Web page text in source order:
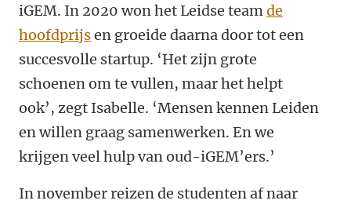
iGEM. In 2020 won het Leidse teamde
hoofdprijsen groeide daarna door tot een
succesvolle startup. ‘Het zijn grote
schoenen om te vullen, maar het helpt
ook’, zegt Isabelle. ‘Mensen kennen Leiden
en willen graag samenwerken. En we
krijgen veel hulp van oud-iGEM’ers.’
In november reizen de studenten af naar